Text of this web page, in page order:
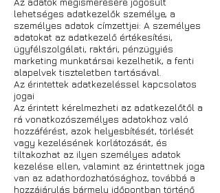
lehetséges adatkezelők személye, a
személyes adatok címzettjei: A személyes
adatokat az adatkezelő értékesítési,
ügyfélszolgálati, raktári, pénzügyiés
marketing munkatársai kezelhetik, a fenti
alapelvek tiszteletben tartásával.
Az érintettek adatkezeléssel kapcsolatos
jogai
Az érintett kérelmezheti az adatkezelőtől a
rá vonatkozószemélyes adatokhoz való
hozzáférést, azok helyesbítését, törlését
vagy kezelésének korlátozását, és
tiltakozhat az ilyen személyes adatok
kezelése ellen, valamint az érintettnek joga
van az adathordozhatósághoz, továbbá a
hozzájárulás bármely időpontban történő